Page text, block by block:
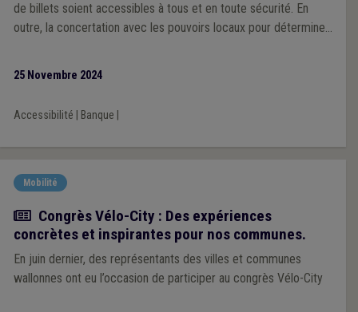
de billets soient accessibles à tous et en toute sécurité. En
outre, la concertation avec les pouvoirs locaux pour déterminer
25 Novembre 2024
Accessibilité Banque
Mobilité
Article
Congrès Vélo-City : Des expériences
concrètes et inspirantes pour nos communes.
En juin dernier, des représentants des villes et communes
wallonnes ont eu l’occasion de participer au congrès Vélo-City